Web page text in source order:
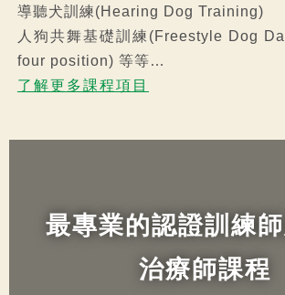
導聽犬訓練(Hearing Dog Training)
人狗共舞基礎訓練(Freestyle Dog
four position) 等等…
了解更多課程項目
最專業的認證訓練
治療師課程​